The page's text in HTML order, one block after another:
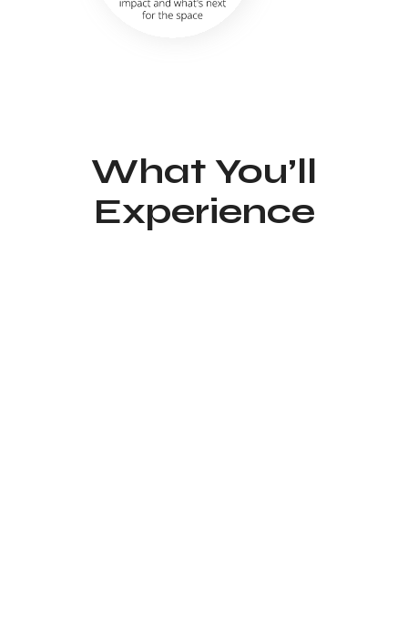
What You’ll
Experience